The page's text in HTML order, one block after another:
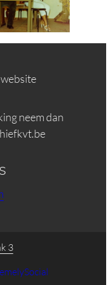
neem dan
3